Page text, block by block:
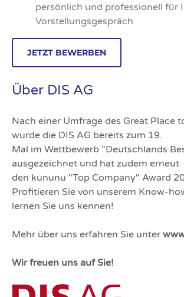
persönlich und professionell für
Vorstellungsgespräch
Über DIS AG
Nach einer Umfrage des Great Place
wurde die DIS AG bereits zum 19.
Mal im Wettbewerb "Deutschlands
ausgezeichnet und hat zudem erneut
den kununu "Top Company" Award
Profitieren Sie von unserem Know-
lernen Sie uns kennen!
Mehr über uns erfahren Sie unter
Wir freuen uns auf Sie!